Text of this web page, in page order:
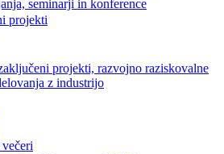
seminarji in konference
projekti
projekti, razvojno raziskovalne
z industrijo